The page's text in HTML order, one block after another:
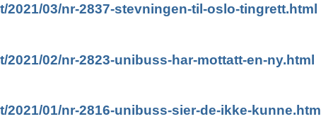
03/nr-2837-stevningen-til-oslo-tingrett.html
02/nr-2823-unibuss-har-mottatt-en-ny.html
01/nr-2816-unibuss-sier-de-ikke-kunne.html